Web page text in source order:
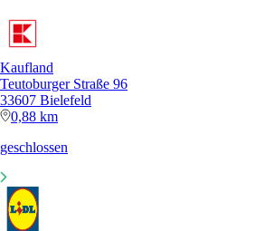
Kaufland
Teutoburger Straße 96
33607 Bielefeld
0,88 km
geschlossen